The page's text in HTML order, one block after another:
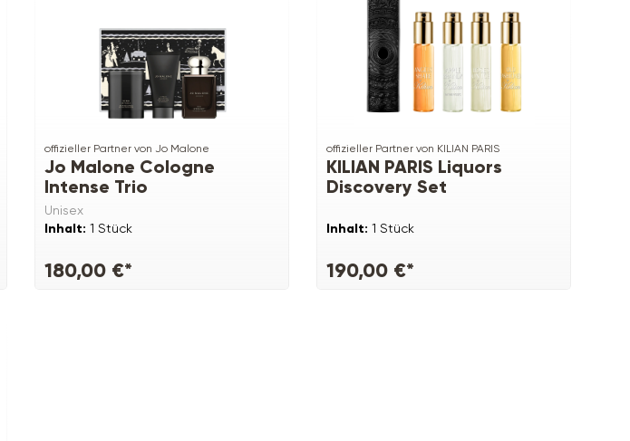
offizieller Partner von Jo Malone
Jo Malone Cologne
Intense Trio
Unisex
Inhalt: 1 Stück
180,00 €*
offizieller Partner von KILIAN PARIS
KILIAN PARIS Liquors
Discovery Set
Inhalt: 1 Stück
190,00 €*